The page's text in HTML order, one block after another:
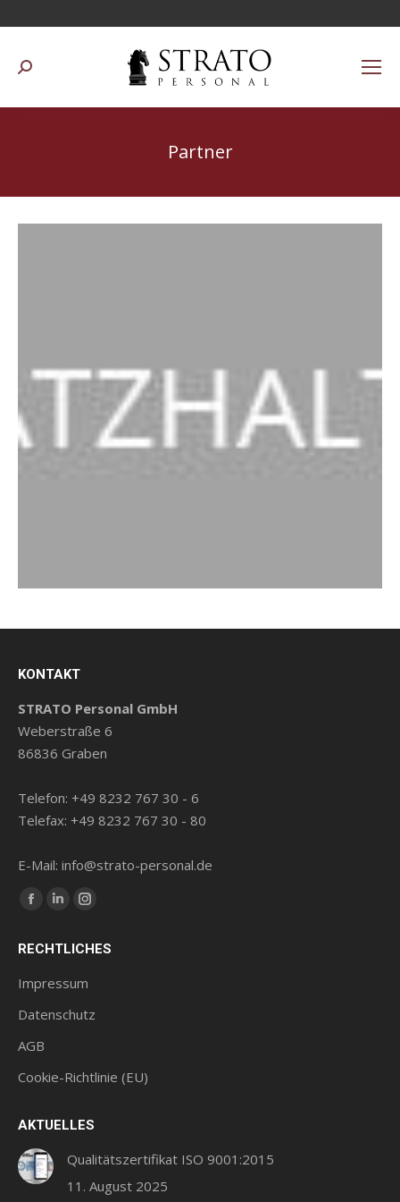
Suchen:
Partner
KONTAKT
STRATO Personal GmbH
Weberstraße 6
86836 Graben
Telefon: +49 8232 767 30 - 6
Telefax: +49 8232 767 30 - 80
E-Mail: info@strato-personal.de
Finde uns auf:
Facebook
wird
in
neuen
Fenster
geöffnet
LinkedIn
wird
in
neuen
geöffnet
Instagram
wird
in
neuen
geöffnet
RECHTLICHES
Impressum
Datenschutz
AGB
Cookie-Richtlinie (EU)
AKTUELLES
Qualitätszertifikat ISO 9001:2015
11. August 2025